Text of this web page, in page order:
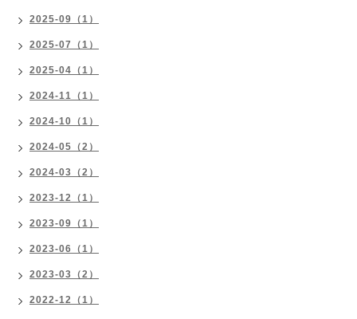
2025-09（1）
2025-07（1）
2025-04（1）
2024-11（1）
2024-10（1）
2024-05（2）
2024-03（2）
2023-12（1）
2023-09（1）
2023-06（1）
2023-03（2）
2022-12（1）